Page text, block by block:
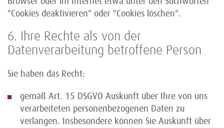
"Cookies deaktivieren" oder "Cookies löschen".
6. Ihre Rechte als von der
Datenverarbeitung betroffene Person
Sie haben das Recht:
gemäß Art. 15 DSGVO Auskunft über Ihre von uns
verarbeiteten personenbezogenen Daten zu
verlangen. Insbesondere können Sie Auskunft über